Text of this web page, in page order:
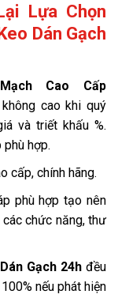
Lựa Chọn
Dán Gạch
Cao Cấp
cao khi quý
và triết khấu %.
hợp.
cấp, chính hãng.
phù hợp tạo nên
chức năng, thư
Gạch 24hđều
nếu phát hiện